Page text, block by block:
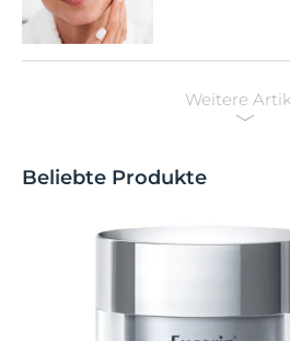
Weitere
Beliebte Produkte